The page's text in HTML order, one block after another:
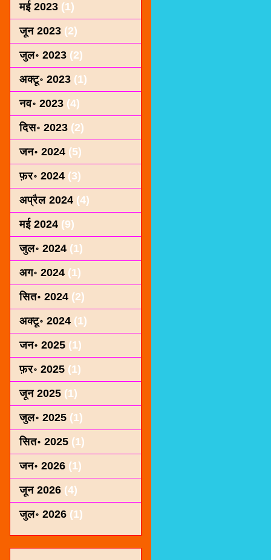
मई 2023 (1)
जून 2023 (2)
जुल॰ 2023 (2)
अक्टू॰ 2023 (1)
नव॰ 2023 (4)
दिस॰ 2023 (2)
जन॰ 2024 (5)
फ़र॰ 2024 (3)
अप्रैल 2024 (4)
मई 2024 (9)
जुल॰ 2024 (1)
अग॰ 2024 (1)
सित॰ 2024 (2)
अक्टू॰ 2024 (1)
जन॰ 2025 (1)
फ़र॰ 2025 (1)
जून 2025 (1)
जुल॰ 2025 (1)
सित॰ 2025 (1)
जन॰ 2026 (1)
जून 2026 (4)
जुल॰ 2026 (1)